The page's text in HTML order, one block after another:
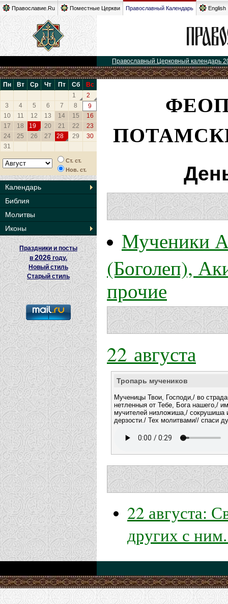
Православие.Ru Поместные Церкви Православный Календарь English
Православный Церковный календарь
Пн Вт Ср Чт Пт Сб
Вс
1
2
3
4 5 6 7 8
9
10
11 12 13 14 15
16
17
18 19 20 21 22
23
24
25 26 27 28 29
30
31
Ст. ст.
Нов. ст.
Календарь
Библия
Молитвы
Иконы
Праздники и посты
в2026 году.
Новый стиль
Старый стиль
Мученики
(Боголеп),
прочие
22 августа
Тропарь мучеников
Мученицы Твои, Господи,/ во
нетленныя от Тебе, Бога нашего,/
мучителей низложиша,/
дерзости./ Тех молитвами// спаси
22 августа:
других с